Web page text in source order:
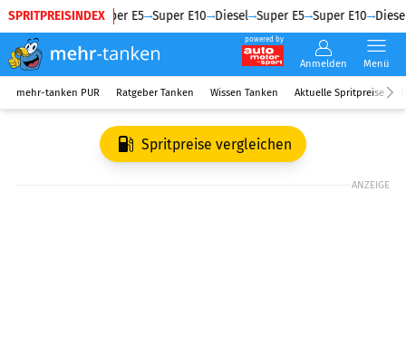
SPRITPREISINDEX
Diesel Super E5 Super E10 Diesel Super E5 Super E10 Diesel
powered by
Anmelden Menü
mehr-tanken PUR Ratgeber Tanken Wissen Tanken Aktuelle Spritpreise
Spritpreise vergleichen
ANZEIGE